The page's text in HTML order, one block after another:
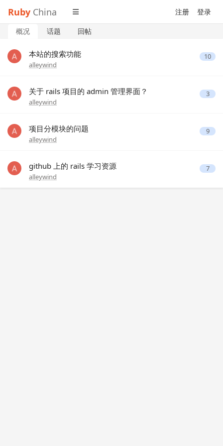
Ruby China 注册 登录
概况 话题 回帖
本站的搜索功能
alleywind
10
关于 rails 项目的 admin 管理界面？
alleywind
3
项目分模块的问题
alleywind
9
github 上的 rails 学习资源
alleywind
7